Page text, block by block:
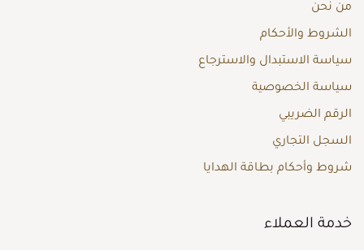
من نحن
الشروط والأحكام
سياسة الاستبدال والاسترجاع
سياسة الخصوصية
الرقم الضريبي
السجل التجاري
شروط وأحكام بطاقة الهدايا
خدمة العملاء